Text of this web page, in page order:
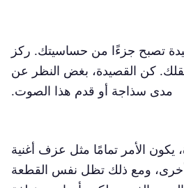
تصبح جزءًا من حساسيتك. ركز
كن القصيدة، بغض النظر عن
مدى سذاجة أو قدم هذا الصوت.
يكون الأمر تمامًا مثل عزف أغنية
أخرى، ومع ذلك تظل نفس القطعة